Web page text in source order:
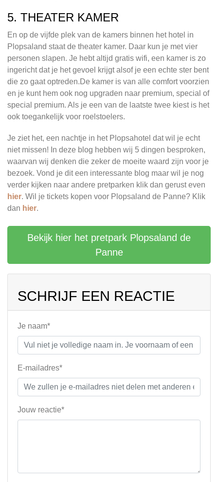
5. THEATER KAMER
En op de vijfde plek van de kamers binnen het hotel in
Plopsaland staat de theater kamer. Daar kun je met vier
personen slapen. Je hebt altijd gratis wifi, een kamer is zo
ingericht dat je het gevoel krijgt alsof je een echte ster bent
die zo gaat optreden.De kamer is van alle comfort voorzien
en je kunt hem ook nog upgraden naar premium, special of
special premium. Als je een van de laatste twee kiest is het
ook toegankelijk voor roelstoelers.
Je ziet het, een nachtje in het Plopsahotel dat wil je echt
niet missen! In deze blog hebben wij 5 dingen besproken,
waarvan wij denken die zeker de moeite waard zijn voor je
bezoek. Vond je dit een interessante blog maar wil je nog
verder kijken naar andere pretparken klik dan gerust even
hier. Wil je tickets kopen voor Plopsaland de Panne? Klik
dan hier.
Bekijk hier het pretpark Plopsaland de
Panne
SCHRIJF EEN REACTIE
Je naam*
E-mailadres*
Jouw reactie*